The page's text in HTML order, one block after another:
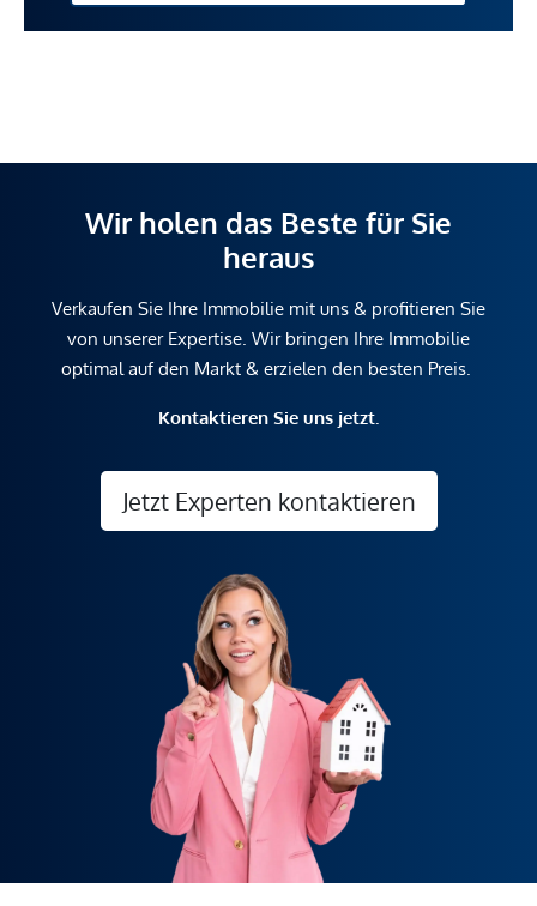
Wir holen das Beste für Sie
heraus
Verkaufen Sie Ihre Immobilie mit uns & profitieren Sie
von unserer Expertise. Wir bringen Ihre Immobilie
optimal auf den Markt & erzielen den besten Preis.
Kontaktieren Sie uns jetzt.
Jetzt Experten kontaktieren